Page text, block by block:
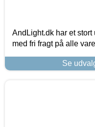
AndLight.dk har et
med fri fragt på alle
Se